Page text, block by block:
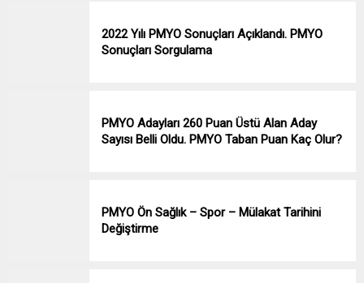
2022 Yılı PMYO Sonuçları Açıklandı. PMYO
Sonuçları Sorgulama
PMYO Adayları 260 Puan Üstü Alan Aday
Sayısı Belli Oldu. PMYO Taban Puan Kaç Olur?
PMYO Ön Sağlık – Spor – Mülakat Tarihini
Değiştirme